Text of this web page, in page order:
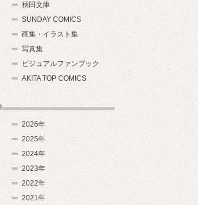
秋田文庫
SUNDAY COMICS
画集・イラスト集
写真集
ビジュアルファンブック
AKITA TOP COMICS
2026年
2025年
2024年
2023年
2022年
2021年